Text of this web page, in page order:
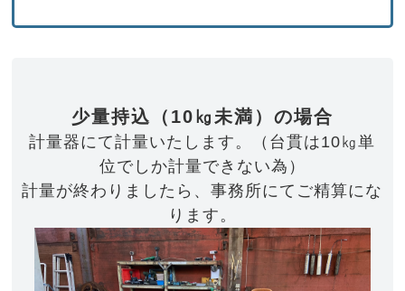
少量持込（10㎏未満）の場合
計量器にて計量いたします。（台貫は10㎏単
位でしか計量できない為）
計量が終わりましたら、事務所にてご精算にな
ります。